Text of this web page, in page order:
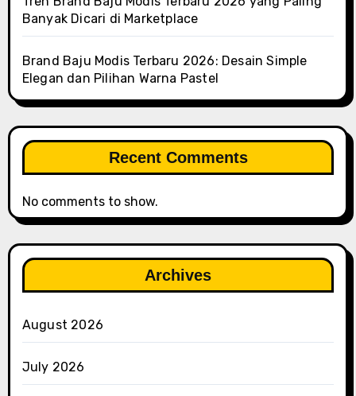
Banyak Dicari di Marketplace
Brand Baju Modis Terbaru 2026: Desain Simple
Elegan dan Pilihan Warna Pastel
Recent Comments
No comments to show.
Archives
August 2026
July 2026